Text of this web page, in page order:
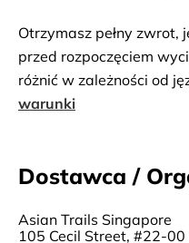
głębokowodnych
kurortów. Zwiedzanie
malowniczą kolejką
mógł podziwiać
możesz odkryć
rekinów, przez
Otrzymasz pełny zwrot,
przed rozpoczęciem
różnić w zależności od
warunki
Dostawca /
Asian Trails Singapore
105 Cecil Street, #22-